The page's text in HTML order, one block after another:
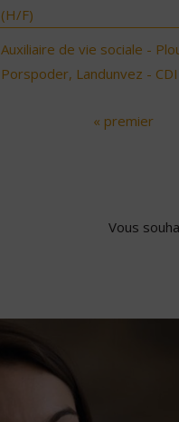
(H/F)
Auxiliaire de vie sociale -
Porspoder, Landunvez -
« premier
Vous